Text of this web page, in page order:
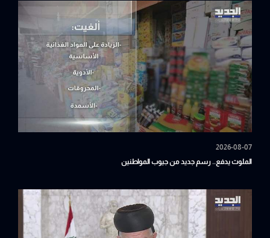
2026-08-07
الملوث يدفع.. رسم جديد من جيوب المواطنين